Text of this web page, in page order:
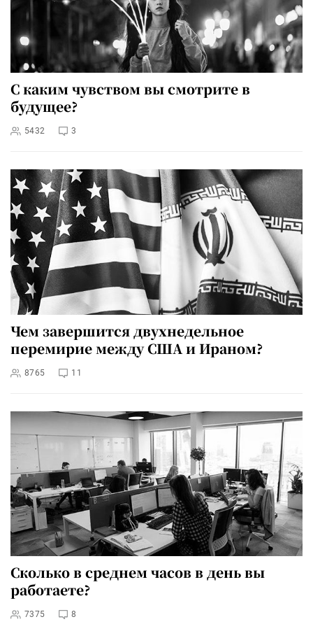
С каким чувством вы смотрите в
будущее?
5432 3
Чем завершится двухнедельное
перемирие между США и Ираном?
8765 11
Сколько в среднем часов в день вы
работаете?
7375 8